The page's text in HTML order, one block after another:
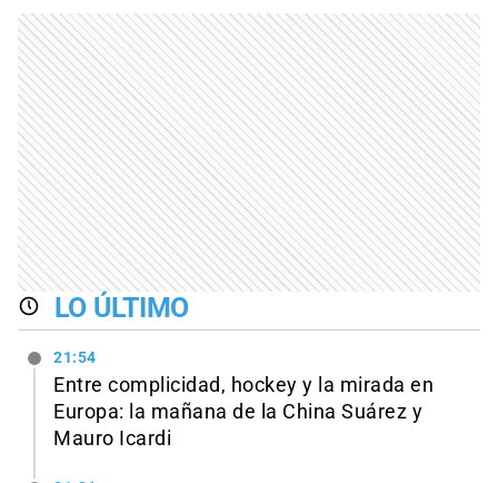
LO ÚLTIMO
21:54
Entre complicidad, hockey y la mirada en
Europa: la mañana de la China Suárez y
Mauro Icardi